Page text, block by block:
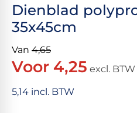
Dienblad
35x45cm
Van 4,65
Voor 4,25 excl. BTW
5,14 incl. BTW